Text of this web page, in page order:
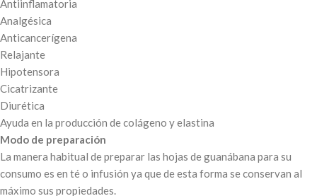
Antiinflamatoria
Analgésica
Anticancerígena
Relajante
Hipotensora
Cicatrizante
Diurética
Ayuda en la producción de colágeno y elastina
Modo de preparación
La manera habitual de preparar las hojas de guanábana para su
consumo es en té o infusión ya que de esta forma se conservan al
máximo sus propiedades.